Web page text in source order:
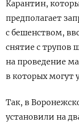
Карантин,
предполагает
с бешенством,
снятие с трупов
на проведение
в которых могут
Так, в
установили на